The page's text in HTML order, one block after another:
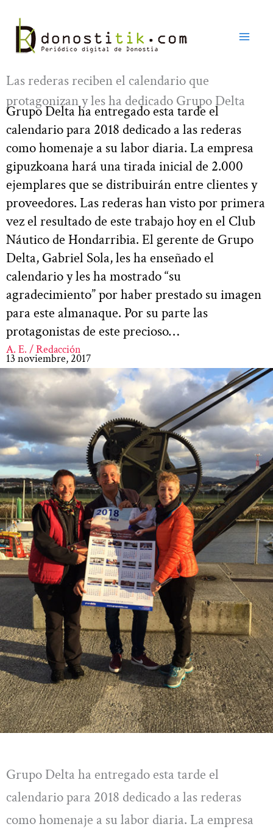
contenido
Las rederas reciben el calendario que
protagonizan y les ha dedicado Grupo Delta
Grupo Delta ha entregado esta tarde el
calendario para 2018 dedicado a las rederas
como homenaje a su labor diaria. La empresa
gipuzkoana hará una tirada inicial de 2.000
ejemplares que se distribuirán entre clientes y
proveedores. Las rederas han visto por primera
vez el resultado de este trabajo hoy en el Club
Náutico de Hondarribia. El gerente de Grupo
Delta, Gabriel Sola, les ha enseñado el
calendario y les ha mostrado “su
agradecimiento” por haber prestado su imagen
para este almanaque. Por su parte las
protagonistas de este precioso…
A. E. / Redacción
13 noviembre, 2017
Grupo Delta ha entregado esta tarde el
calendario para 2018 dedicado a las rederas
como homenaje a su labor diaria. La empresa